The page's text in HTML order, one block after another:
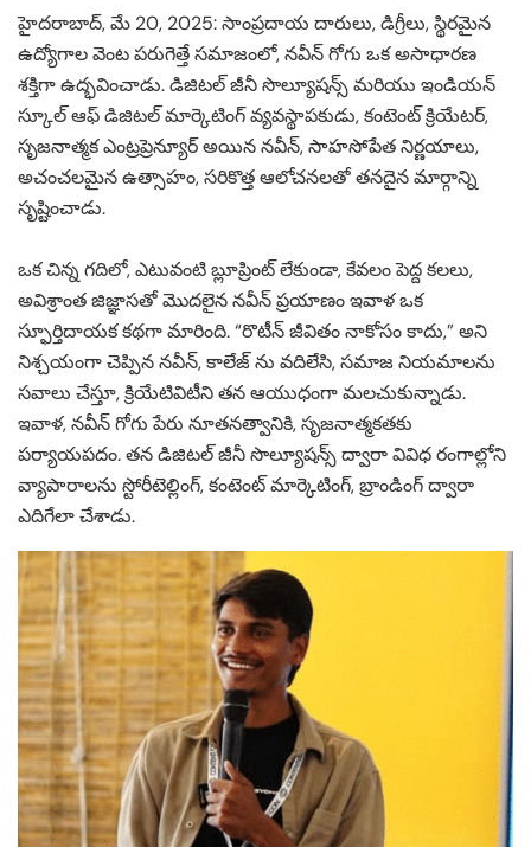
హైదరాబాద్, మే 20, 2025: సాంప్రదాయ దారులు, డిగ్రీలు, స్థిరమైన
ఉద్యోగాల వెంట పరుగెత్తే సమాజంలో, నవీన్ గోగు ఒక అసాధారణ
శక్తిగా ఉద్భవించాడు. డిజిటల్ జీనీ సొల్యూషన్స్ మరియు ఇండియన్
స్కూల్ ఆఫ్ డిజిటల్ మార్కెటింగ్ వ్యవస్థాపకుడు, కంటెంట్ క్రియేటర్,
సృజనాత్మక ఎంట్రప్రెన్యూర్ అయిన నవీన్, సాహసోపేత నిర్ణయాలు,
అచంచలమైన ఉత్సాహం, సరికొత్త ఆలోచనలతో తనదైన మార్గాన్ని
సృష్టించాడు.
ఒక చిన్న గదిలో, ఎటువంటి బ్లూప్రింట్ లేకుండా, కేవలం పెద్ద కలలు,
అవిశ్రాంత జిజ్ఞాసతో మొదలైన నవీన్ ప్రయాణం ఇవాళ ఒక
స్ఫూర్తిదాయక కథగా మారింది. “రొటీన్ జీవితం నాకోసం కాదు,” అని
నిశ్చయంగా చెప్పిన నవీన్, కాలేజ్ ను వదిలేసి, సమాజ నియమాలను
సవాలు చేస్తూ, క్రియేటివిటీని తన ఆయుధంగా మలచుకున్నాడు.
ఇవాళ, నవీన్ గోగు పేరు నూతనత్వానికి, సృజనాత్మకతకు
పర్యాయపదం. తన డిజిటల్ జీనీ సొల్యూషన్స్ ద్వారా వివిధ రంగాల్లోని
వ్యాపారాలను స్టోరీటెల్లింగ్, కంటెంట్ మార్కెటింగ్, బ్రాండింగ్ ద్వారా
ఎదిగేలా చేశాడు.